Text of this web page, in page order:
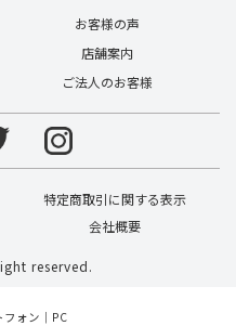
お客様の声
店舗案内
ご法人のお客様
特定商取引に関する表示
会社概要
reserved.
ォン｜ PC